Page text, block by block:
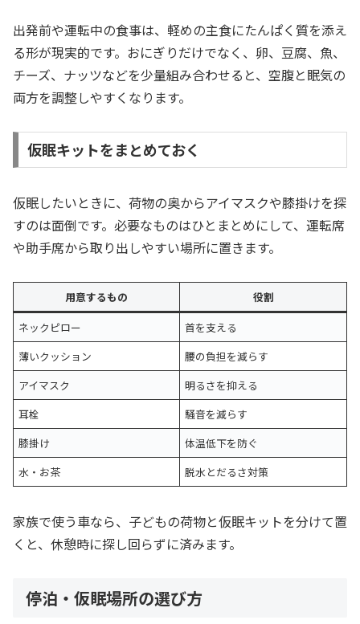
出発前や運転中の食事は、軽めの主食にたんぱく質を添え
る形が現実的です。おにぎりだけでなく、卵、豆腐、魚、
チーズ、ナッツなどを少量組み合わせると、空腹と眠気の
両方を調整しやすくなります。
仮眠キットをまとめておく
仮眠したいときに、荷物の奥からアイマスクや膝掛けを探
すのは面倒です。必要なものはひとまとめにして、運転席
や助手席から取り出しやすい場所に置きます。
用意するもの
役割
ネックピロー
首を支える
薄いクッション
腰の負担を減らす
アイマスク
明るさを抑える
耳栓
騒音を減らす
膝掛け
体温低下を防ぐ
水・お茶
脱水とだるさ対策
家族で使う車なら、子どもの荷物と仮眠キットを分けて置
くと、休憩時に探し回らずに済みます。
停泊・仮眠場所の選び方